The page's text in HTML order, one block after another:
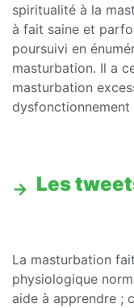
spiritualité à la
à fait saine et
poursuivi en
masturbation. Il a
masturbation
Les
La masturbation
physiologique
aide à apprendre ;